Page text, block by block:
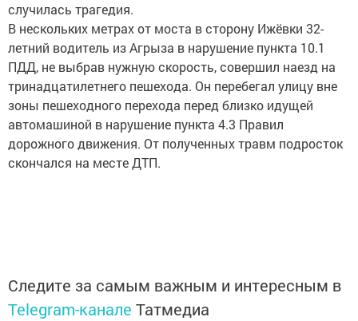
случилась трагедия.
В нескольких метрах от моста в сторону Ижёвки 32-
летний водитель из Агрыза в нарушение пункта 10.1
ПДД, не выбрав нужную скорость, совершил наезд на
тринадцатилетнего пешехода. Он перебегал улицу вне
зоны пешеходного перехода перед близко идущей
автомашиной в нарушение пункта 4.3 Правил
дорожного движения. От полученных травм подросток
скончался на месте ДТП.
Следите за самым важным и интересным в
Telegram-канале Татмедиа